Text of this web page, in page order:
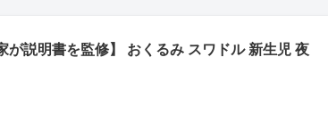
説明書を監修】 おくるみ スワドル 新生児 夜